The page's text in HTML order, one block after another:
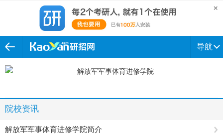
导航
院校资讯
解放军军事体育进修学院简介